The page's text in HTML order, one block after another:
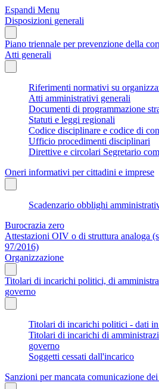
Espandi Menu
Disposizioni generali
Piano triennale per prevenzione della
Atti generali
Riferimenti normativi su
Atti amministrativi generali
Documenti di programmazione
Statuti e leggi regionali
Codice disciplinare e codice di
Ufficio procedimenti disciplinari
Direttive e circolari Segretario
Oneri informativi per cittadini e imprese
Scadenzario obblighi
Burocrazia zero
Attestazioni OIV o di struttura analoga
97/2016)
Organizzazione
Titolari di incarichi politici, di
governo
Titolari di incarichi politici - dati
Titolari di incarichi di
governo
Soggetti cessati dall'incarico
Sanzioni per mancata comunicazione